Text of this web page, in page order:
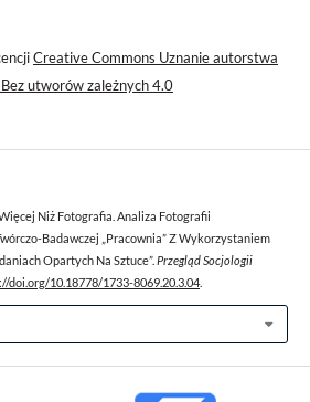
Creative Commons Uznanie autorstwa
utworów zależnych 4.0
Niż Fotografia. Analiza Fotografii
Badawczej „Pracownia” Z Wykorzystaniem
Opartych Na Sztuce”. Przegląd Socjologii
doi.org/10.18778/1733-8069.20.3.04.